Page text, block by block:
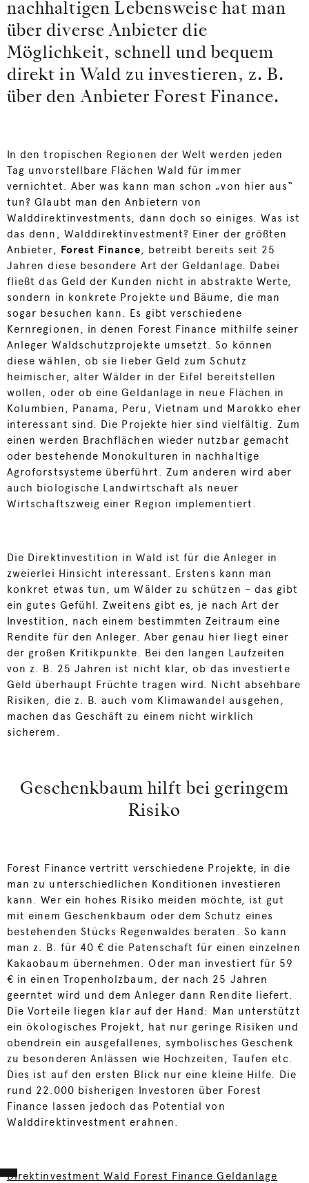
nachhaltigen Lebensweise hat man
über diverse Anbieter die
Möglichkeit, schnell und bequem
direkt in Wald zu investieren, z. B.
über den Anbieter Forest Finance.
In den tropischen Regionen der Welt werden jeden
Tag unvorstellbare Flächen Wald für immer
vernichtet. Aber was kann man schon „von hier aus“
tun? Glaubt man den Anbietern von
Walddirektinvestments, dann doch so einiges. Was ist
das denn, Walddirektinvestment? Einer der größten
Anbieter, Forest Finance, betreibt bereits seit 25
Jahren diese besondere Art der Geldanlage. Dabei
fließt das Geld der Kunden nicht in abstrakte Werte,
sondern in konkrete Projekte und Bäume, die man
sogar besuchen kann. Es gibt verschiedene
Kernregionen, in denen Forest Finance mithilfe seiner
Anleger Waldschutzprojekte umsetzt. So können
diese wählen, ob sie lieber Geld zum Schutz
heimischer, alter Wälder in der Eifel bereitstellen
wollen, oder ob eine Geldanlage in neue Flächen in
Kolumbien, Panama, Peru, Vietnam und Marokko eher
interessant sind. Die Projekte hier sind vielfältig. Zum
einen werden Brachflächen wieder nutzbar gemacht
oder bestehende Monokulturen in nachhaltige
Agroforstsysteme überführt. Zum anderen wird aber
auch biologische Landwirtschaft als neuer
Wirtschaftszweig einer Region implementiert.
Die Direktinvestition in Wald ist für die Anleger in
zweierlei Hinsicht interessant. Erstens kann man
konkret etwas tun, um Wälder zu schützen – das gibt
ein gutes Gefühl. Zweitens gibt es, je nach Art der
Investition, nach einem bestimmten Zeitraum eine
Rendite für den Anleger. Aber genau hier liegt einer
der großen Kritikpunkte. Bei den langen Laufzeiten
von z. B. 25 Jahren ist nicht klar, ob das investierte
Geld überhaupt Früchte tragen wird. Nicht absehbare
Risiken, die z. B. auch vom Klimawandel ausgehen,
machen das Geschäft zu einem nicht wirklich
sicherem.
Geschenkbaum hilft bei geringem
Risiko
Forest Finance vertritt verschiedene Projekte, in die
man zu unterschiedlichen Konditionen investieren
kann. Wer ein hohes Risiko meiden möchte, ist gut
mit einem Geschenkbaum oder dem Schutz eines
bestehenden Stücks Regenwaldes beraten. So kann
man z. B. für 40 € die Patenschaft für einen einzelnen
Kakaobaum übernehmen. Oder man investiert für 59
€ in einen Tropenholzbaum, der nach 25 Jahren
geerntet wird und dem Anleger dann Rendite liefert.
Die Vorteile liegen klar auf der Hand: Man unterstützt
ein ökologisches Projekt, hat nur geringe Risiken und
obendrein ein ausgefallenes, symbolisches Geschenk
zu besonderen Anlässen wie Hochzeiten, Taufen etc.
Dies ist auf den ersten Blick nur eine kleine Hilfe. Die
rund 22.000 bisherigen Investoren über Forest
Finance lassen jedoch das Potential von
Walddirektinvestment erahnen.
Direktinvestment Wald Forest Finance Geldanlage